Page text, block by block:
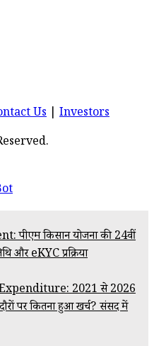
Us
Investors
किसान योजना की 24वीं
और eKYC प्रक्रिया
2021 से 2026
दौरों पर कितना हुआ खर्च? संसद में